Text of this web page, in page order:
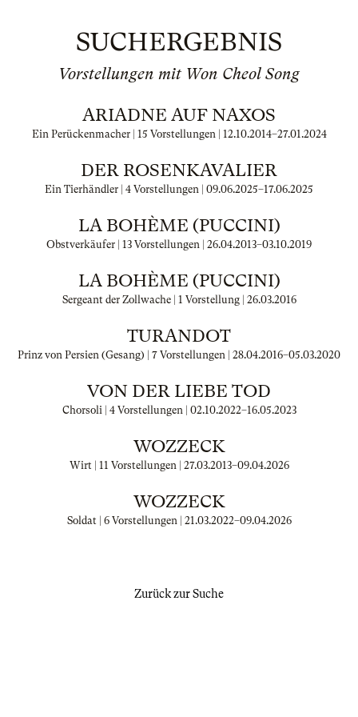
SUCHERGEBNIS
Vorstellungen mit Won Cheol Song
ARIADNE AUF NAXOS
Ein Perückenmacher | 15 Vorstellungen | 12.10.2014–27.01.2024
DER ROSENKAVALIER
Ein Tierhändler | 4 Vorstellungen | 09.06.2025–17.06.2025
LA BOHÈME (PUCCINI)
Obstverkäufer | 13 Vorstellungen | 26.04.2013–03.10.2019
LA BOHÈME (PUCCINI)
Sergeant der Zollwache | 1 Vorstellung | 26.03.2016
TURANDOT
Prinz von Persien (Gesang) | 7 Vorstellungen | 28.04.2016–05.03.2020
VON DER LIEBE TOD
Chorsoli | 4 Vorstellungen | 02.10.2022–16.05.2023
WOZZECK
Wirt | 11 Vorstellungen | 27.03.2013–09.04.2026
WOZZECK
Soldat | 6 Vorstellungen | 21.03.2022–09.04.2026
Zurück zur Suche